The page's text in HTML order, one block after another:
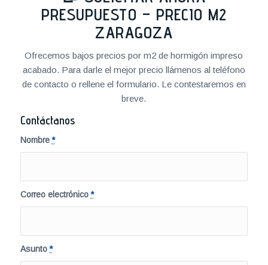
PRESUPUESTO – PRECIO M2
ZARAGOZA
Ofrecemos bajos precios por m2 de hormigón impreso
acabado. Para darle el mejor precio llámenos al teléfono
de contacto o rellene el formulario. Le contestaremos en
breve.
Contáctanos
Nombre*
Correo electrónico*
Asunto*